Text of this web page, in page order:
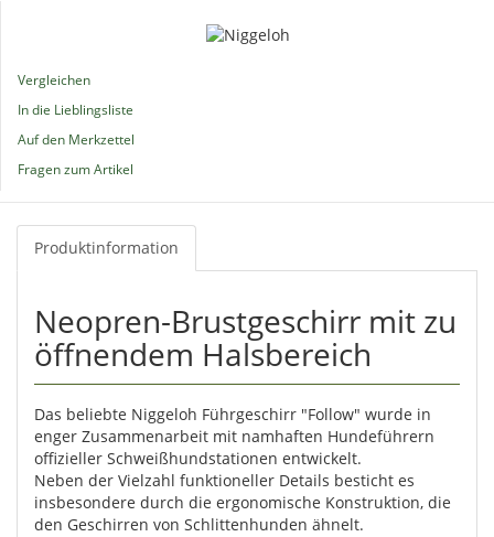
Vergleichen
In die Lieblingsliste
Auf den Merkzettel
Fragen zum Artikel
Produktinformation
Neopren-Brustgeschirr mit zu
öffnendem Halsbereich
Das beliebte Niggeloh Führgeschirr "Follow" wurde in
enger Zusammenarbeit mit namhaften Hundeführern
offizieller Schweißhundstationen entwickelt.
Neben der Vielzahl funktioneller Details besticht es
insbesondere durch die ergonomische Konstruktion, die
den Geschirren von Schlittenhunden ähnelt.